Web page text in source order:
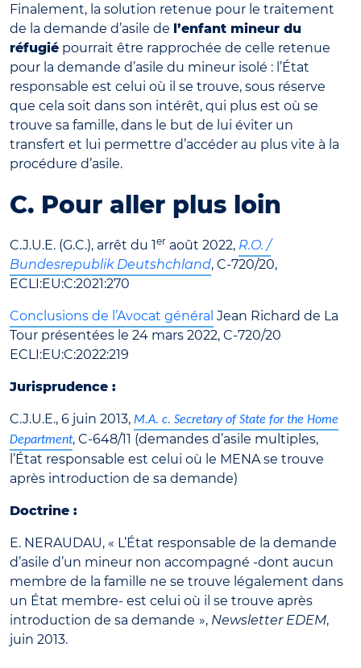
Finalement, la solution retenue pour le traitement
de la demande d’asile de l’enfant mineur du
réfugié pourrait être rapprochée de celle retenue
pour la demande d’asile du mineur isolé : l’État
responsable est celui où il se trouve, sous réserve
que cela soit dans son intérêt, qui plus est où se
trouve sa famille, dans le but de lui éviter un
transfert et lui permettre d’accéder au plus vite à la
procédure d’asile.
C. Pour aller plus loin
C.J.U.E. (G.C.), arrêt du 1er août 2022, R.O. /
Bundesrepublik Deutshchland, C-720/20,
ECLI:EU:C:2021:270
Conclusions de l’Avocat général Jean Richard de La
Tour présentées le 24 mars 2022, C-720/20
ECLI:EU:C:2022:219
Jurisprudence :
C.J.U.E., 6 juin 2013, M.A. c. Secretary of State for the Home
Department, C-648/11 (demandes d’asile multiples,
l’État responsable est celui où le MENA se trouve
après introduction de sa demande)
Doctrine :
E. NERAUDAU, « L’État responsable de la demande
d’asile d’un mineur non accompagné -dont aucun
membre de la famille ne se trouve légalement dans
un État membre- est celui où il se trouve après
introduction de sa demande », Newsletter EDEM,
juin 2013.